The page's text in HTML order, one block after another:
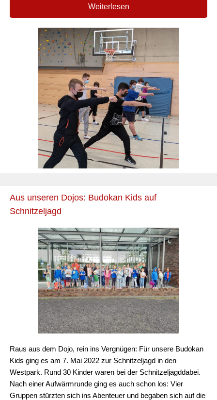
Weiterlesen
Aus unseren Dojos: Budokan Kids auf
Schnitzeljagd
Raus aus dem Dojo, rein ins Vergnügen: Für unsere Budokan
Kids ging es am 7. Mai 2022 zur Schnitzeljagd in den
Westpark. Rund 30 Kinder waren bei der Schnitzeljagddabei.
Nach einer Aufwärmrunde ging es auch schon los: Vier
Gruppen stürzten sich ins Abenteuer und begaben sich auf die